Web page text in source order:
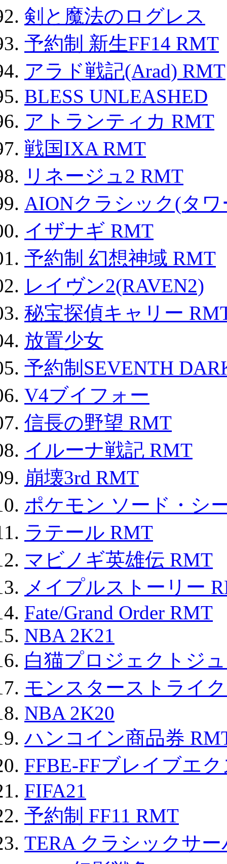
剣と魔法のログレス
予約制 新生FF14 RMT
アラド戦記(Arad) RMT
BLESS UNLEASHED
アトランティカ RMT
戦国IXA RMT
リネージュ2 RMT
AIONクラシック(タ
イザナギ RMT
予約制 幻想神域 RMT
レイヴン2(RAVEN2)
秘宝探偵キャリー
放置少女
予約制SEVENTH
V4ブイフォー
信長の野望 RMT
イルーナ戦記 RMT
崩壊3rd RMT
ポケモン ソード・シ
ラテール RMT
マビノギ英雄伝 RMT
メイプルストーリー
Fate/Grand Order RMT
NBA 2K21
白猫プロジェクトジ
モンスターストライ
NBA 2K20
ハンコイン商品券
FFBE-FFブレイブエ
FIFA21
予約制 FF11 RMT
TERA クラシックサ